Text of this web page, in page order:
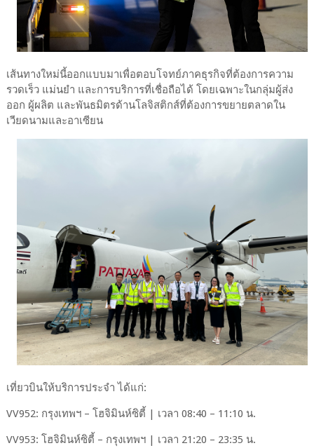
เส้นทางใหม่นี้ออกแบบมาเพื่อตอบโจทย์ภาคธุรกิจที่ต้องการความ
รวดเร็ว แม่นยำ และการบริการที่เชื่อถือได้ โดยเฉพาะในกลุ่มผู้ส่ง
ออก ผู้ผลิต และพันธมิตรด้านโลจิสติกส์ที่ต้องการขยายตลาดใน
เวียดนามและอาเซียน
เที่ยวบินให้บริการประจำ ได้แก่:
VV952: กรุงเทพฯ – โฮจิมินห์ซิตี้ | เวลา 08:40 – 11:10 น.
VV953: โฮจิมินห์ซิตี้ – กรุงเทพฯ | เวลา 21:20 – 23:35 น.